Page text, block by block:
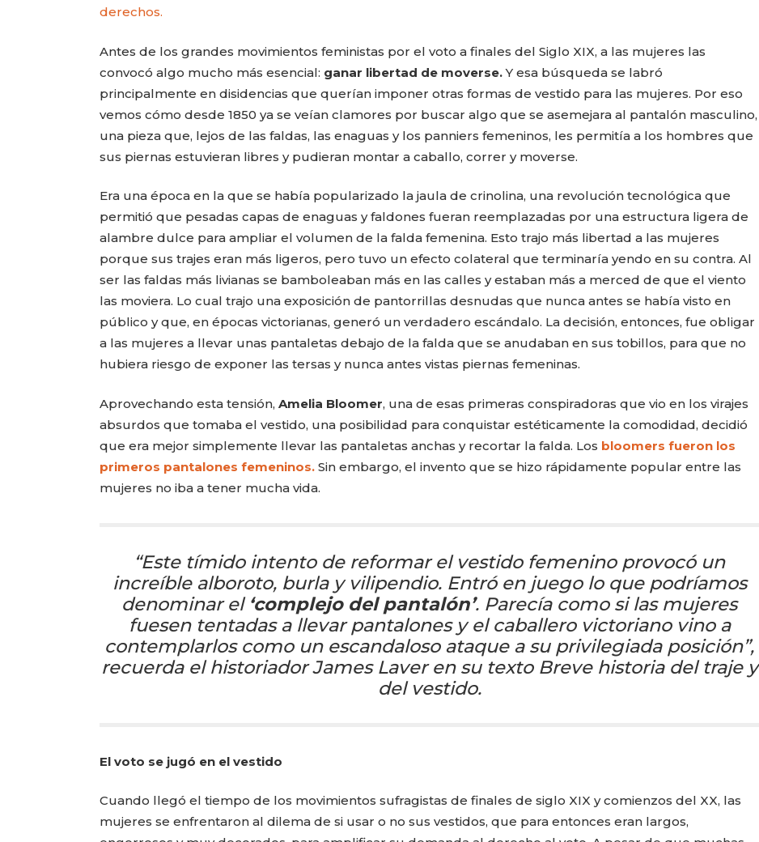
derechos.
Antes de los grandes movimientos feministas por el voto a finales del Siglo XIX, a las mujeres las
convocó algo mucho más esencial: ganar libertad de moverse.Y esa búsqueda se labró
principalmente en disidencias que querían imponer otras formas de vestido para las mujeres. Por eso
vemos cómo desde 1850 ya se veían clamores por buscar algo que se asemejara al pantalón masculino,
una pieza que, lejos de las faldas, las enaguas y los panniers femeninos, les permitía a los hombres que
sus piernas estuvieran libres y pudieran montar a caballo, correr y moverse.
Era una época en la que se había popularizado la jaula de crinolina, una revolución tecnológica que
permitió que pesadas capas de enaguas y faldones fueran reemplazadas por una estructura ligera de
alambre dulce para ampliar el volumen de la falda femenina. Esto trajo más libertad a las mujeres
porque sus trajes eran más ligeros, pero tuvo un efecto colateral que terminaría yendo en su contra. Al
ser las faldas más livianas se bamboleaban más en las calles y estaban más a merced de que el viento
las moviera. Lo cual trajo una exposición de pantorrillas desnudas que nunca antes se había visto en
público y que, en épocas victorianas, generó un verdadero escándalo. La decisión, entonces, fue obligar
a las mujeres a llevar unas pantaletas debajo de la falda que se anudaban en sus tobillos, para que no
hubiera riesgo de exponer las tersas y nunca antes vistas piernas femeninas.
Aprovechando esta tensión, Amelia Bloomer, una de esas primeras conspiradoras que vio en los virajes
absurdos que tomaba el vestido, una posibilidad para conquistar estéticamente la comodidad, decidió
que era mejor simplemente llevar las pantaletas anchas y recortar la falda. Los bloomers fueron los
primeros pantalones femeninos.Sin embargo, el invento que se hizo rápidamente popular entre las
mujeres no iba a tener mucha vida.
“Este tímido intento de reformar el vestido femenino provocó un
increíble alboroto, burla y vilipendio. Entró en juego lo que podríamos
denominar el‘complejo del pantalón’. Parecía como si las mujeres
fuesen tentadas a llevar pantalones y el caballero victoriano vino a
contemplarlos como un escandaloso ataque a su privilegiada posición”,
recuerda el historiadorJames Laveren su texto Breve historia del traje y
del vestido.
El voto se jugó en el vestido
Cuando llegó el tiempo de los movimientos sufragistas de finales de siglo XIX y comienzos del XX, las
mujeres se enfrentaron al dilema de si usar o no sus vestidos, que para entonces eran largos,